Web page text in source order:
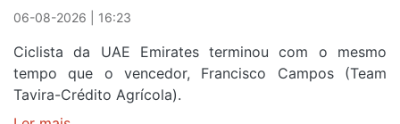
Portugal
06-08-2026 | 16:23
Ciclista da UAE Emirates terminou com o mesmo
tempo que o vencedor, Francisco Campos (Team
Tavira-Crédito Agrícola).